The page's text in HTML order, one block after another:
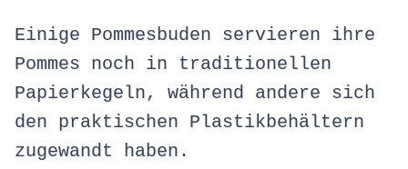
Einige Pommesbuden servieren ihre
Pommes noch in traditionellen
Papierkegeln, während andere sich
den praktischen Plastikbehältern
zugewandt haben.